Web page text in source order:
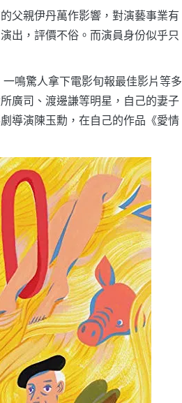
父親伊丹萬作影響，對演藝事業有
出，評價不俗。而演員身份似乎只
鳴驚人拿下電影旬報最佳影片等多
廣司、渡邊謙等明星，自己的妻子
導演陳玉勳，在自己的作品《愛情